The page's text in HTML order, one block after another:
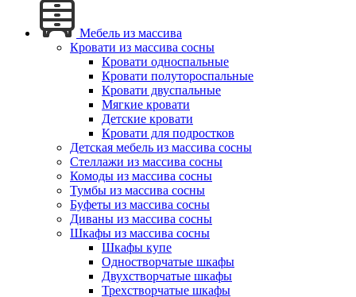
Мебель из массива
Кровати из массива сосны
Кровати односпальные
Кровати полутороспальные
Кровати двуспальные
Мягкие кровати
Детские кровати
Кровати для подростков
Детская мебель из массива сосны
Стеллажи из массива сосны
Комоды из массива сосны
Тумбы из массива сосны
Буфеты из массива сосны
Диваны из массива сосны
Шкафы из массива сосны
Шкафы купе
Одностворчатые шкафы
Двухстворчатые шкафы
Трехстворчатые шкафы